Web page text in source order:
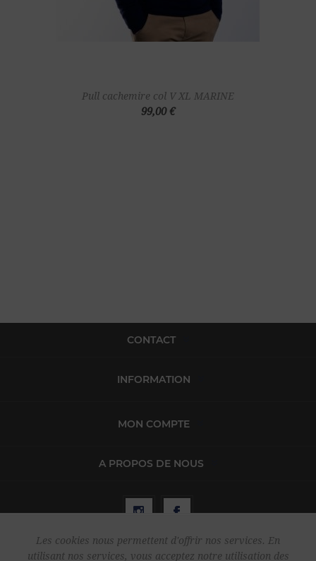
Pull cachemire col V XL MARINE
99,00 €
CONTACT
INFORMATION
MON COMPTE
A PROPOS DE NOUS
Les cookies nous permettent d'offrir nos services. En
utilisant nos services, vous acceptez notre utilisation des